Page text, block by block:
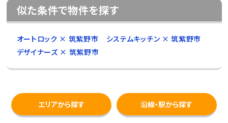
似た条件で物件を探す
オートロック × 筑紫野市
システムキッチン × 筑紫野市
デザイナーズ × 筑紫野市
エリアから探す 沿線・駅から探す